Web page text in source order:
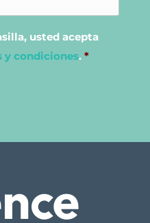
usted acepta
y condiciones. *